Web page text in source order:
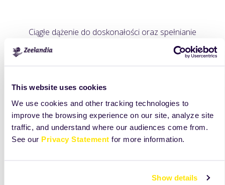
This website uses cookies
We use cookies and other tracking technologies to
improve the browsing experience on our site, analyze site
traffic, and understand where our audiences come from.
See our Privacy Statement for more information.
Show details
Ciągłe dążenie do doskonałości oraz spełnianie
wysokich oczekiwań naszych klientów
zaowocowały stworzeniem kompleksowej oferty
produkty cukiernicze, jak i półprodukty oraz surowce
niezbędne do przygotowania wyjątkowych deserów.
Produkty sygnowane marką 1900 stanowią połączenie